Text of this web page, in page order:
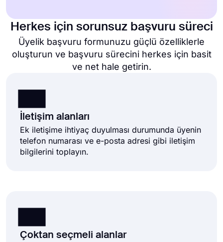
Herkes için sorunsuz başvuru süreci
Üyelik başvuru formunuzu güçlü özelliklerle
oluşturun ve başvuru sürecini herkes için basit
ve net hale getirin.
İletişim alanları
Ek iletişime ihtiyaç duyulması durumunda üyenin
telefon numarası ve e-posta adresi gibi iletişim
bilgilerini toplayın.
Çoktan seçmeli alanlar